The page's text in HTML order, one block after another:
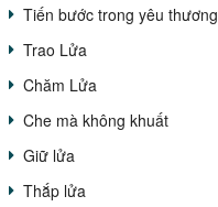
Tiến bước trong yêu thương
Trao Lửa
Chăm Lửa
Che mà không khuất
Giữ lửa
Thắp lửa